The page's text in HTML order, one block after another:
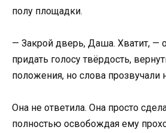
полу площадки.
— Закрой дверь, Даша. Хватит, —
придать голосу твёрдость,
положения, но слова прозвучали
Она не ответила. Она просто
полностью освобождая ему